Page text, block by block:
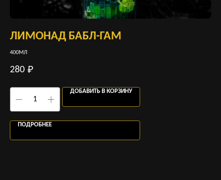
ЛИМОНАД БАБЛ-ГАМ
400МЛ
280 ₽
ДОБАВИТЬ В КОРЗИНУ
ПОДРОБНЕЕ